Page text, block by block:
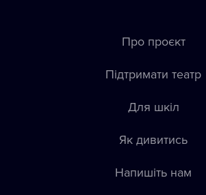
Про проєкт
Підтримати театр
Для шкіл
Як дивитись
Напишіть нам